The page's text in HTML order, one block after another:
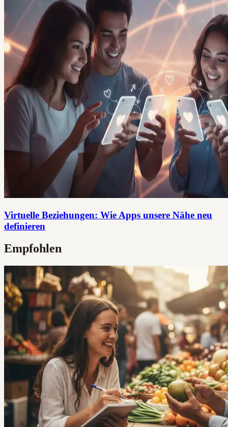
Virtuelle Beziehungen: Wie Apps unsere Nähe neu
definieren
Empfohlen